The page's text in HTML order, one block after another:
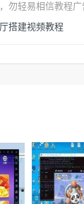
勿轻易相信教程广
搭建视频教程